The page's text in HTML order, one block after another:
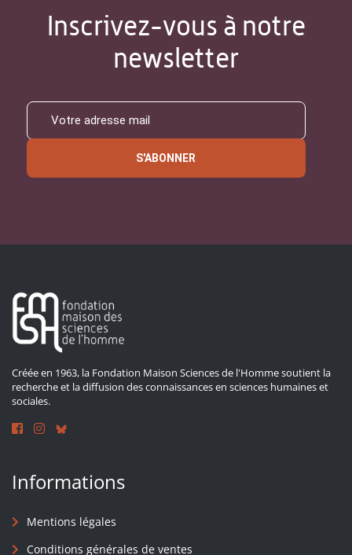
Inscrivez-vous à notre
newsletter
S'ABONNER
Créée en 1963, la Fondation Maison Sciences de l'Homme soutient la
recherche et la diffusion des connaissances en sciences humaines et
sociales.
Informations
Mentions légales
Conditions générales de ventes